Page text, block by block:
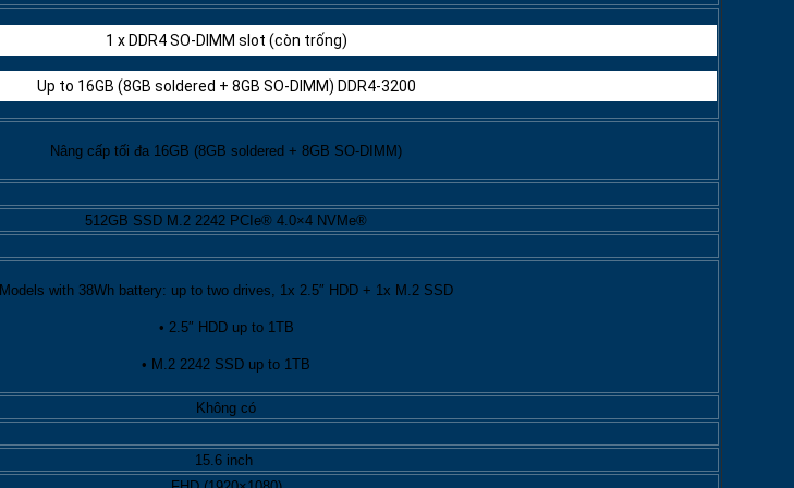
1 x DDR4 SO-DIMM slot (còn trống)
Up to 16GB (8GB soldered + 8GB SO-DIMM) DDR4-3200
Nâng cấp tối đa 16GB (8GB soldered + 8GB SO-DIMM)
512GB SSD M.2 2242 PCIe® 4.0×4 NVMe®
Models with 38Wh battery: up to two drives, 1x 2.5″ HDD + 1x M.2 SSD
• 2.5″ HDD up to 1TB
• M.2 2242 SSD up to 1TB
Không có
15.6 inch